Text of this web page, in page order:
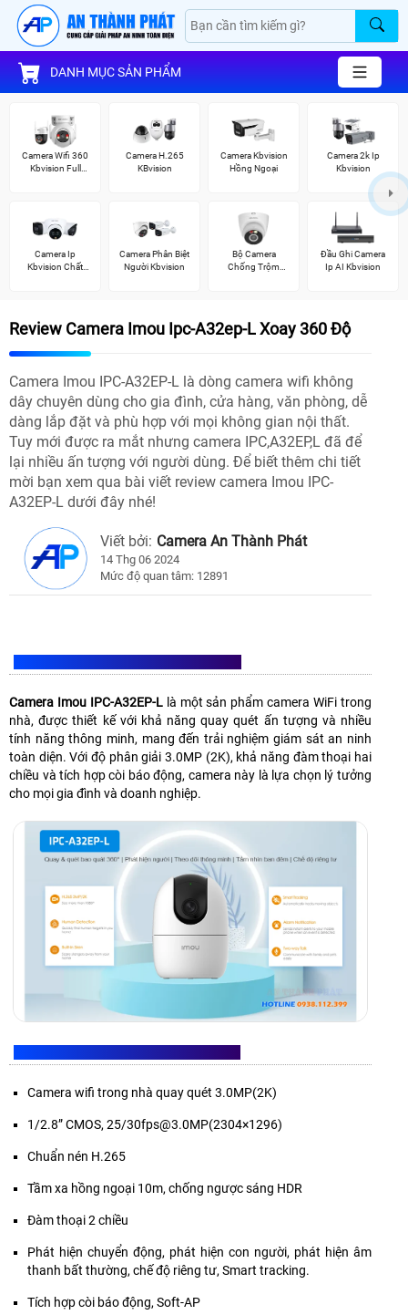
DANH MỤC SẢN PHẨM
Camera Wifi 360
Kbvision Full
Camera H.265
KBvision
Camera Kbvision
Hồng Ngoại
Camera 2k Ip
Kbvision
Camera Ip
Kbvision Chất
Camera Phân Biệt
Người Kbvision
Bộ Camera
Chống Trộm
Đầu Ghi Camera
Ip AI Kbvision
Review Camera Imou Ipc-A32ep-L Xoay 360 Độ
Camera Imou IPC-A32EP-L là dòng camera wifi không
dây chuyên dùng cho gia đình, cửa hàng, văn phòng, dễ
dàng lắp đặt và phù hợp với mọi không gian nội thất.
Tuy mới được ra mắt nhưng camera IPC,A32EP,L đã để
lại nhiều ấn tượng với người dùng. Để biết thêm chi tiết
mời bạn xem qua bài viết review camera Imou IPC-
A32EP-L dưới đây nhé!
Viết bởi: Camera An Thành Phát
14 Thg 06 2024
Mức độ quan tâm: 12891
Camera Imou IPC-A32EP-Llà một sản phẩm camera WiFi trong
nhà, được thiết kế với khả năng quay quét ấn tượng và nhiều
tính năng thông minh, mang đến trải nghiệm giám sát an ninh
toàn diện. Với độ phân giải 3.0MP (2K), khả năng đàm thoại hai
chiều và tích hợp còi báo động, camera này là lựa chọn lý tưởng
cho mọi gia đình và doanh nghiệp.
Camera wifi trong nhà quay quét 3.0MP(2K)
1/2.8” CMOS, 25/30fps@3.0MP(2304×1296)
Chuẩn nén H.265
Tầm xa hồng ngoại 10m, chống ngược sáng HDR
Đàm thoại 2 chiều
Phát hiện chuyển động, phát hiện con người, phát hiện âm
thanh bất thường, chế độ riêng tư, Smart tracking.
Tích hợp còi báo động, Soft-AP